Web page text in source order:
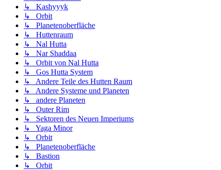
↳ Kashyyyk
↳ Orbit
↳ Planetenoberfläche
↳ Huttenraum
↳ Nal Hutta
↳ Nar Shaddaa
↳ Orbit von Nal Hutta
↳ Gos Hutta System
↳ Andere Teile des Hutten Raum
↳ Andere Systeme und Planeten
↳ andere Planeten
↳ Outer Rim
↳ Sektoren des Neuen Imperiums
↳ Yaga Minor
↳ Orbit
↳ Planetenoberfläche
↳ Bastion
↳ Orbit